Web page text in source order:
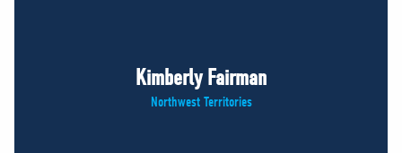
Kimberly Fairman
Northwest Territories